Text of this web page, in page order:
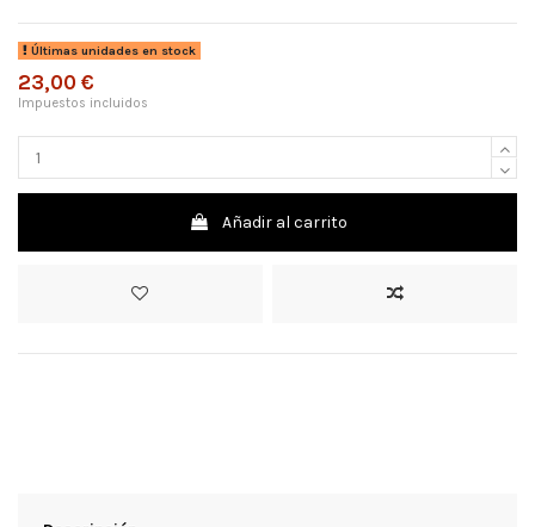
Últimas unidades en stock
23,00 €
Impuestos incluidos
Añadir al carrito